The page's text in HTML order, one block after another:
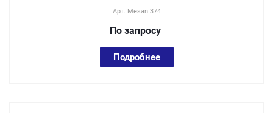
Арт. Mesan 374
По запросу
Подробнее